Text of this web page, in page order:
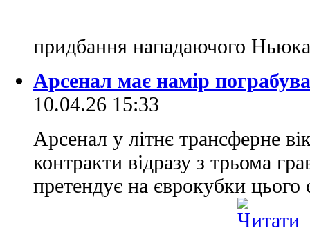
придбання нападаючого
Арсенал має намір
10.04.26 15:33
Арсенал у літнє трансферне
контракти відразу з трьома
претендує на єврокубки